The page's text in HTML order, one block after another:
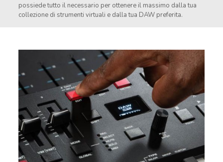
possiede tutto il necessario per ottenere il massimo dalla tua
collezione di strumenti virtuali e dalla tua DAW preferita.